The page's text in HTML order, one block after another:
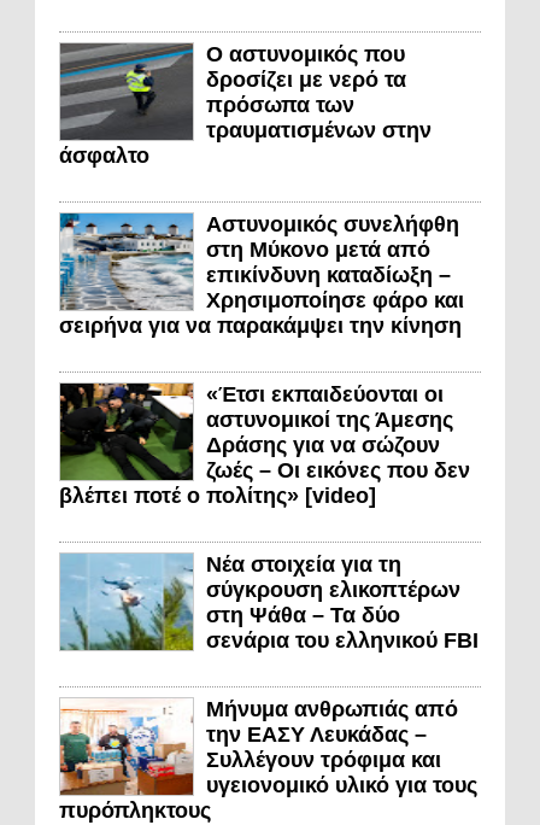
Ο αστυνομικός που
δροσίζει με νερό τα
πρόσωπα των
τραυματισμένων στην
άσφαλτο
Αστυνομικός συνελήφθη
στη Μύκονο μετά από
επικίνδυνη καταδίωξη –
Χρησιμοποίησε φάρο και
σειρήνα για να παρακάμψει την κίνηση
«Έτσι εκπαιδεύονται οι
αστυνομικοί της Άμεσης
Δράσης για να σώζουν
ζωές – Οι εικόνες που δεν
βλέπει ποτέ ο πολίτης» [video]
Νέα στοιχεία για τη
σύγκρουση ελικοπτέρων
στη Ψάθα – Τα δύο
σενάρια του ελληνικού FBI
Μήνυμα ανθρωπιάς από
την ΕΑΣΥ Λευκάδας –
Συλλέγουν τρόφιμα και
υγειονομικό υλικό για τους
πυρόπληκτους